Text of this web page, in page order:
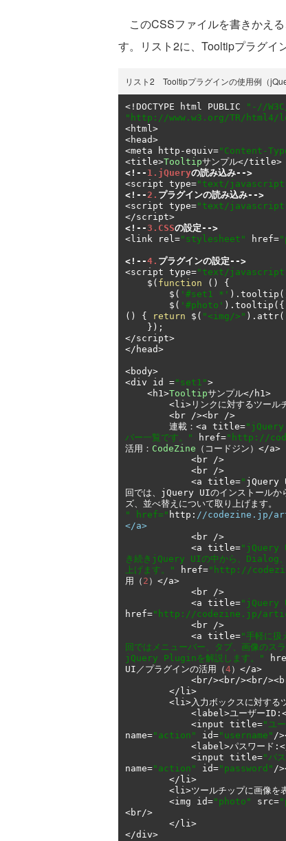
このCSSファイルを書きかえ
す。リスト2に、Tooltipプラグイ
リスト2 Tooltipプラグインの使用例（
<! DOCTYPE html PUBLIC
"-//
"http://www.w3.org/TR/html4/
<html>
<head>
<meta http -equiv="Content-
<title>Tooltipサンプル</title>
<!-- 1.jQueryの読み込み-->
<script type="text/
<!--2. プラグインの読み込み-->
<script type="text/
</script>
<!--3.CSSの設定-->
< link rel="stylesheet" href=
<!--4. プラグインの設定-->
<script type="text/
    $
( function ()
{
        $
( '#set1 *' ). tooltip
        $
( '#photo' ). tooltip ({
()
{ return $ ( "<img/>" ). attr(
});
</script>
</ head>
<body>
<div id ="set1">
<h1>Tooltipサンプル</ h1>
< li>リンクに対するツール
<br /><br />
連載：<a title="jQuery
バー一覧です。"
href="http://
活用： CodeZine （コードジン）</a>
<br />
<br />
<a title=" jQuery
回では、 jQuery UIのインストールか
ズ、並べ替えについて取り上げます。
" href=" http : //codezine.jp/
</a>
<br />
<a title="jQuery
き続きjQuery UIの中から、Dialog
上げます。"
href="http://
用（ 2 ）</a>
<br />
<a title="jQuery
href="http://codezine.jp/
<br />
<a title="手軽に
回ではメニューバー、タブ、画像の
jQuery Pluginを解説します。"
UI ／プラグインの活用（4）</a>
<br/><br/><br/><
</ li>
< li>入力ボックスに対する
< label>ユーザーID
<input title="ユ
name="action" id="username" /
< label>パスワード
<input title="パ
name="action" id="password" /
</ li>
< li>ツールチップに画像を
<img id="photo" src=
<br/>
</ li>
</div>